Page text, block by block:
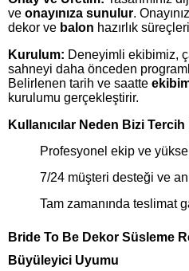
ve onayınıza sunulur.
dekor ve balon hazırlık
Kurulum: Deneyimli ekibimiz,
sahneyi daha önceden
Belirlenen tarih ve saatte
kurulumu gerçekleştirir.
Kullanıcılar Neden Bizi
Profesyonel ekip ve
7/24 müşteri desteği ve
Tam zamanında teslimat
Bride To Be Dekor Süsleme
Büyüleyici Uyumu